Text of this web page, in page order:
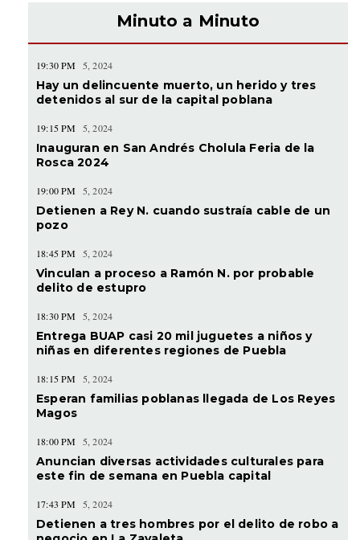
Minuto a Minuto
19:30 PM 5, 2024
Hay un delincuente muerto, un herido y tres
detenidos al sur de la capital poblana
19:15 PM 5, 2024
Inauguran en San Andrés Cholula Feria de la
Rosca 2024
19:00 PM 5, 2024
Detienen a Rey N. cuando sustraía cable de un
pozo
18:45 PM 5, 2024
Vinculan a proceso a Ramón N. por probable
delito de estupro
18:30 PM 5, 2024
Entrega BUAP casi 20 mil juguetes a niños y
niñas en diferentes regiones de Puebla
18:15 PM 5, 2024
Esperan familias poblanas llegada de Los Reyes
Magos
18:00 PM 5, 2024
Anuncian diversas actividades culturales para
este fin de semana en Puebla capital
17:43 PM 5, 2024
Detienen a tres hombres por el delito de robo a